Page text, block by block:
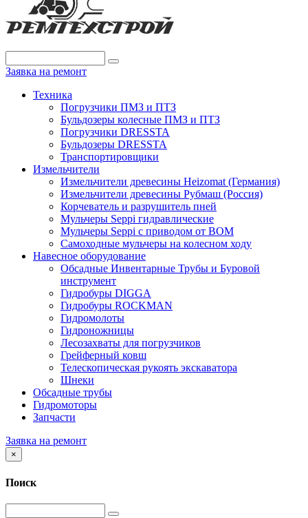
Заявка на ремонт
Техника
Погрузчики ПМЗ и ПТЗ
Бульдозеры колесные ПМЗ и ПТЗ
Погрузчики DRESSTA
Бульдозеры DRESSTA
Транспортировщики
Измельчители
Измельчители древесины Heizomat (Германия)
Измельчители древесины Рубмаш (Россия)
Корчеватель и разрушитель пней
Мульчеры Seppi гидравлические
Мульчеры Seppi с приводом от ВОМ
Самоходные мульчеры на колесном ходу
Навесное оборудование
Обсадные Инвентарные Трубы и Буровой
инструмент
Гидробуры DIGGA
Гидробуры ROCKMAN
Гидромолоты
Гидроножницы
Лесозахваты для погрузчиков
Грейферный ковш
Телескопическая рукоять экскаватора
Шнеки
Обсадные трубы
Гидромоторы
Запчасти
Заявка на ремонт
×
Поиск